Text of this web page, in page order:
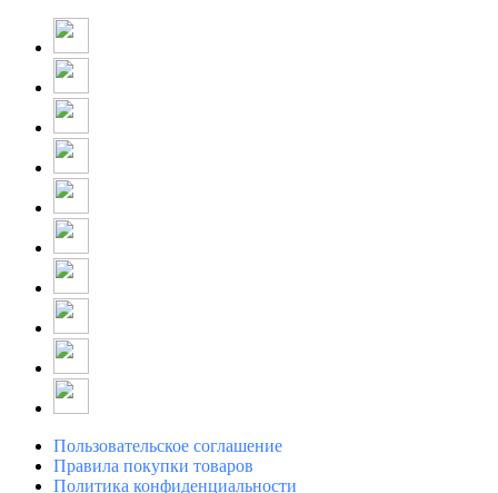
Пользовательское соглашение
Правила покупки товаров
Политика конфиденциальности